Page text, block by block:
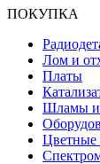
ПОКУПКА
Лом и
Платы
Шламы и
Цветные